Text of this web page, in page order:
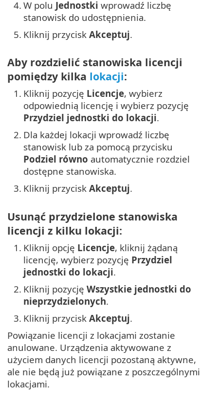
4. W polu Jednostki wprowadź liczbę
stanowisk do udostępnienia.
5. Kliknij przycisk Akceptuj.
Aby rozdzielić stanowiska licencji
pomiędzy kilka lokacji:
1. Kliknij pozycję Licencje, wybierz
odpowiednią licencję i wybierz pozycję
Przydziel jednostki do lokacji.
2. Dla każdej lokacji wprowadź liczbę
stanowisk lub za pomocą przycisku
Podziel równo automatycznie rozdziel
dostępne stanowiska.
3. Kliknij przycisk Akceptuj.
Usunąć przydzielone stanowiska
licencji z kilku lokacji:
1. Kliknij opcję Licencje, kliknij żądaną
licencję, wybierz pozycję Przydziel
jednostki do lokacji.
2. Kliknij pozycję Wszystkie jednostki do
nieprzydzielonych.
3. Kliknij przycisk Akceptuj.
Powiązanie licencji z lokacjami zostanie
anulowane. Urządzenia aktywowane z
użyciem danych licencji pozostaną aktywne,
ale nie będą już powiązane z poszczególnymi
lokacjami.